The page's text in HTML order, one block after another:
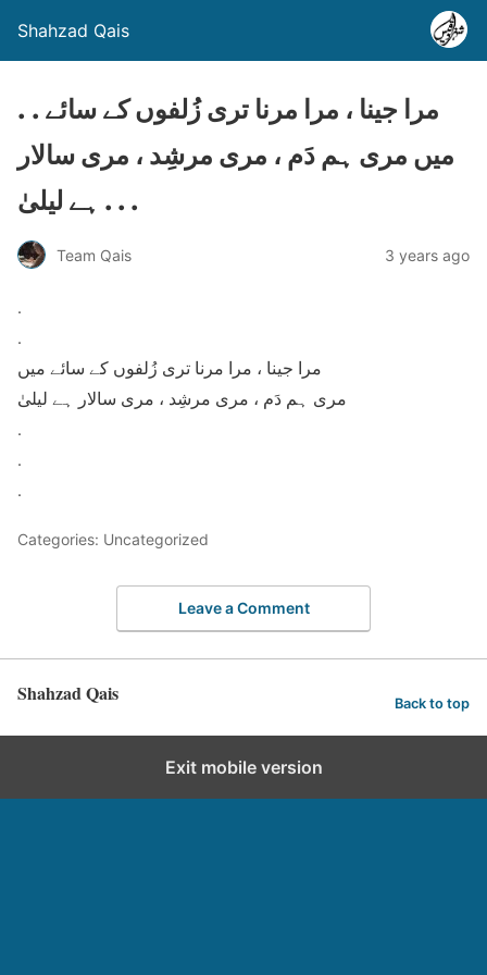
Shahzad Qais
. . مرا جینا ، مرا مرنا تری زُلفوں کے سائے
میں مری ہم دَم ، مری مرشِد ، مری سالار
ہے لیلیٰ . . .
Team Qais 3 years ago
.
.
مرا جینا ، مرا مرنا تری زُلفوں کے سائے میں
مری ہم دَم ، مری مرشِد ، مری سالار ہے لیلیٰ
.
.
.
Categories: Uncategorized
Leave a Comment
Shahzad Qais Back to top
Exit mobile version